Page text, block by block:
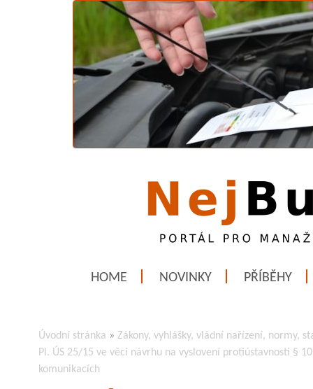
HOME NOVINKY PŘÍBĚHY
Úvodní stránka » Zákony, vyhlášky, vládní nařízení, normy,
Pl. ÚS 25/15 ve věci návrhu na vyslovení protiústavnosti §
komunikacích